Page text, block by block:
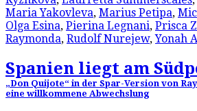
Maria Yakovleva, Marius Petipa,
Olga Esina, Pierina Legnani, Prisca
Raymonda, Rudolf Nurejew,Yonah
Spanien liegt am
„Don Quijote“ in der Spar-Version von
eine willkommene Abwechslung